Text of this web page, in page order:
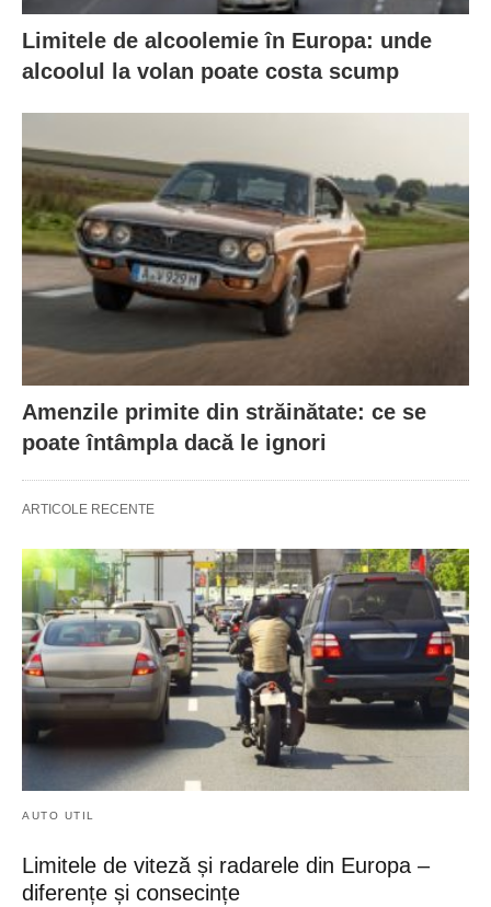
Limitele de alcoolemie în Europa: unde
alcoolul la volan poate costa scump
Amenzile primite din străinătate: ce se
poate întâmpla dacă le ignori
ARTICOLE RECENTE
AUTO UTIL
Limitele de viteză și radarele din Europa –
diferențe și consecințe